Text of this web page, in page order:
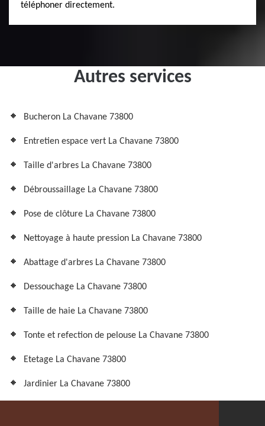
téléphoner directement.
Autres services
Bucheron La Chavane 73800
Entretien espace vert La Chavane 73800
Taille d'arbres La Chavane 73800
Débroussaillage La Chavane 73800
Pose de clôture La Chavane 73800
Nettoyage à haute pression La Chavane 73800
Abattage d'arbres La Chavane 73800
Dessouchage La Chavane 73800
Taille de haie La Chavane 73800
Tonte et refection de pelouse La Chavane 73800
Etetage La Chavane 73800
Jardinier La Chavane 73800